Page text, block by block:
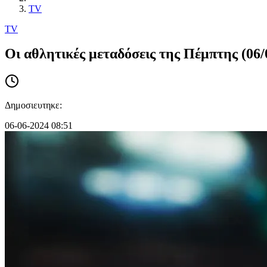
TV
TV
Oι αθλητικές μεταδόσεις της Πέμπτης
Δημοσιευτηκε:
06-06-2024 08:51